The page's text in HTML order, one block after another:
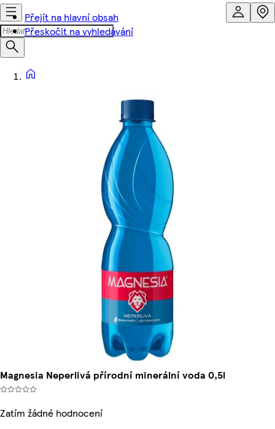
Přejít na hlavní obsah
Přeskočit na vyhledávání
Magnesia Neperlivá přírodní minerální voda 0,5l
Zatím žádné hodnocení